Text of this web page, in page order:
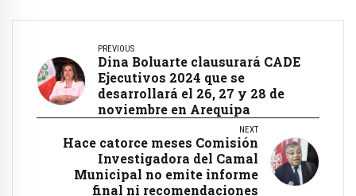
PREVIOUS
Dina Boluarte clausurará CADE
Ejecutivos 2024 que se
desarrollará el 26, 27 y 28 de
noviembre en Arequipa
NEXT
Hace catorce meses Comisión
Investigadora del Camal
Municipal no emite informe
final ni recomendaciones